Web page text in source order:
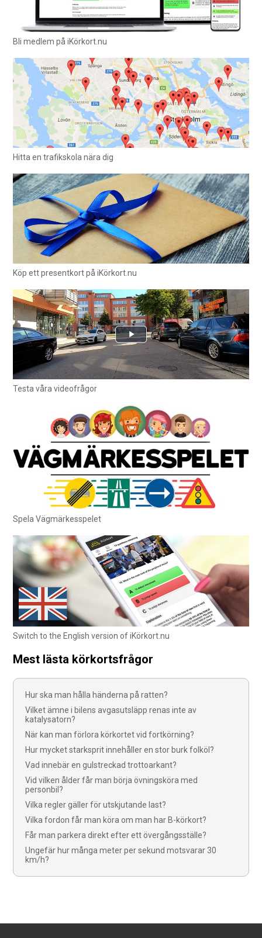
Bli medlem på iKörkort.nu
Hitta en trafikskola nära dig
Köp ett presentkort på iKörkort.nu
Testa våra videofrågor
Spela Vägmärkesspelet
Switch to the English version of iKörkort.nu
Mest lästa körkortsfrågor
Hur ska man hålla händerna på ratten?
Vilket ämne i bilens avgasutsläpp renas inte av
katalysatorn?
När kan man förlora körkortet vid fortkörning?
Hur mycket starksprit innehåller en stor burk folköl?
Vad innebär en gulstreckad trottoarkant?
Vid vilken ålder får man börja övningsköra med
personbil?
Vilka regler gäller för utskjutande last?
Vilka fordon får man köra om man har B-körkort?
Får man parkera direkt efter ett övergångsställe?
Ungefär hur många meter per sekund motsvarar 30
km/h?